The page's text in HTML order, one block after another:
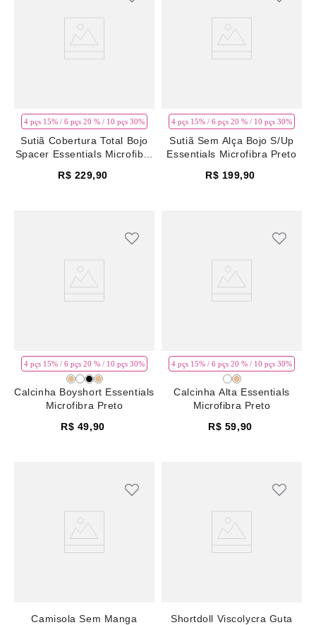
4 pçs 15% / 6 pçs 20 % / 10 pçs 30%
Sutiã Cobertura Total Bojo
Spacer Essentials Microfibra
R$ 229,90
4 pçs 15% / 6 pçs 20 % / 10 pçs 30%
Sutiã Sem Alça Bojo S/Up
Essentials Microfibra Preto
R$ 199,90
4 pçs 15% / 6 pçs 20 % / 10 pçs 30%
Calcinha Boyshort Essentials
Microfibra Preto
R$ 49,90
4 pçs 15% / 6 pçs 20 % / 10 pçs 30%
Calcinha Alta Essentials
Microfibra Preto
R$ 59,90
Camisola Sem Manga
Shortdoll Viscolycra Guta